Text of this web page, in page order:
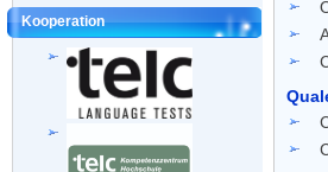
Kooperation